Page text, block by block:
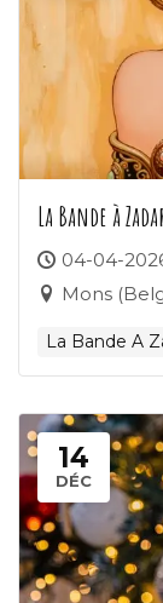
La Bande à
04-04-
Mons
La Bande A
14
DÉC